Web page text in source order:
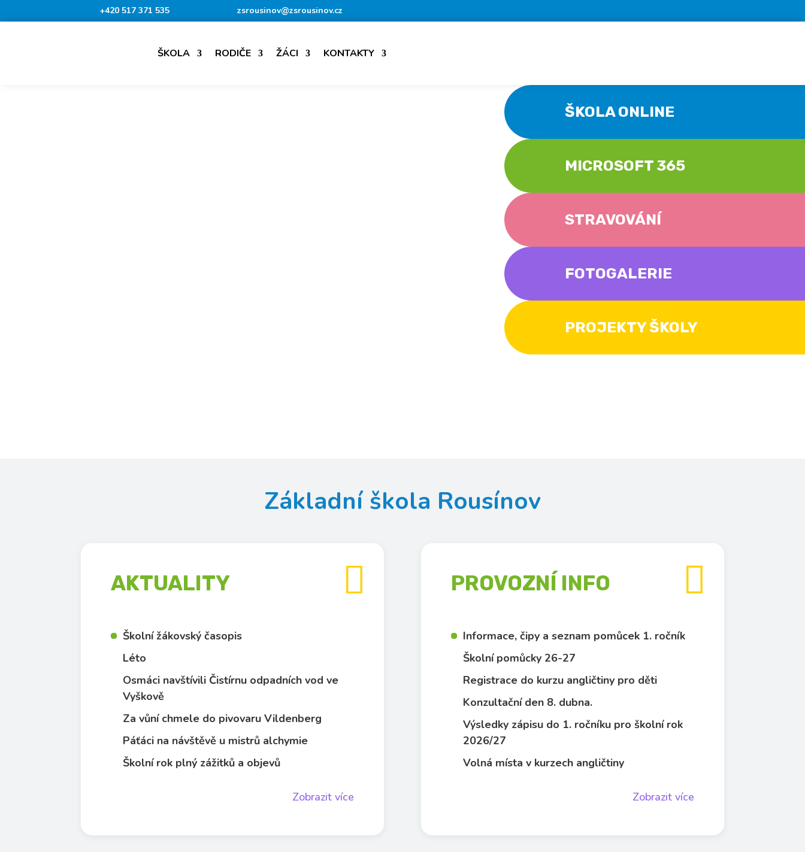
+420 517 371 535 zsrousinov@zsrousinov.cz
ŠKOLA RODIČE ŽÁCI KONTAKTY
ŠKOLA ONLINE
MICROSOFT 365
STRAVOVÁNÍ
FOTOGALERIE
PROJEKTY ŠKOLY
Základní škola Rousínov
AKTUALITY
Školní žákovský časopis
Léto
Osmáci navštívili Čistírnu odpadních vod ve
Vyškově
Za vůní chmele do pivovaru Vildenberg
Páťáci na návštěvě u mistrů alchymie
Školní rok plný zážitků a objevů
Zobrazit více
 PROVOZNÍ INFO
Informace, čipy a seznam pomůcek 1. ročník
Školní pomůcky 26-27
Registrace do kurzu angličtiny pro děti
Konzultační den 8. dubna.
Výsledky zápisu do 1. ročníku pro školní rok
2026/27
Volná místa v kurzech angličtiny
Zobrazit více
